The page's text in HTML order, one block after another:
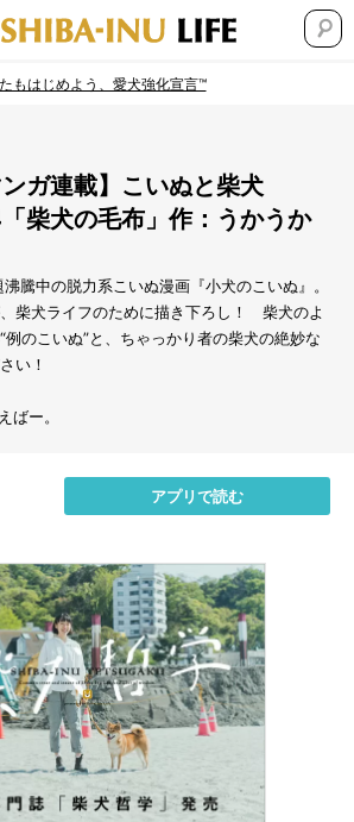
もはじめよう、愛犬強化宣言™
ンガ連載】こいぬと柴犬
柴犬の毛布」作：うかうか
騰中の脱力系こいぬ漫画『小犬のこいぬ』。
柴犬ライフのために描き下ろし！ 柴犬のよ
例のこいぬ”と、ちゃっかり者の柴犬の絶妙な
い！
ばー。
アプリで読む